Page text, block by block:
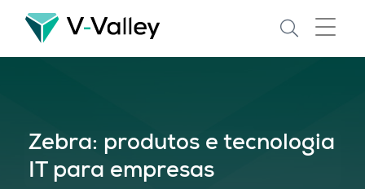
Skip
main
Zebra: produtos e tecnologia
IT para empresas